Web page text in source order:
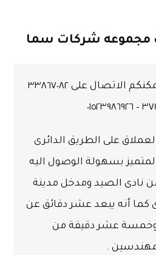
مجموعه شركات سما
للحجز والاستعلام يمكنكم الاتصال على ٣٣٨٦٧٠٨٢
على الطريق الدائرى
بسهولة الوصول اليه
نادى الصيد ومدخل مدينة
كما أنه يبعد عشر دقائق عن
وخمسة عشر دقيقة من
.